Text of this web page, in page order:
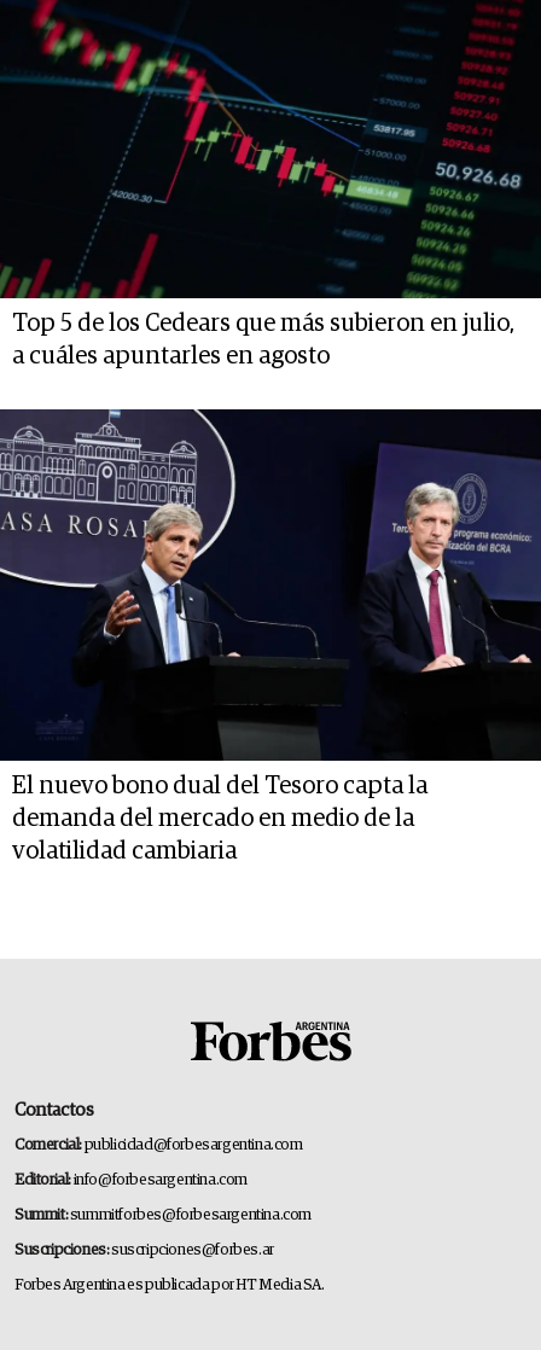
Top 5 de los Cedears que más subieron en julio,
a cuáles apuntarles en agosto
El nuevo bono dual del Tesoro capta la
demanda del mercado en medio de la
volatilidad cambiaria
Contactos
Comercial:publicidad@forbesargentina.com
Editorial:info@forbesargentina.com
Summit:summitforbes@forbesargentina.com
Suscripciones:suscripciones@forbes.ar
Forbes Argentina es publicada por HT Media SA.